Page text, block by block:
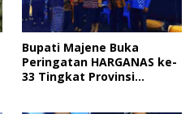
Bupati Majene Buka
Peringatan HARGANAS ke-
33 Tingkat Provinsi